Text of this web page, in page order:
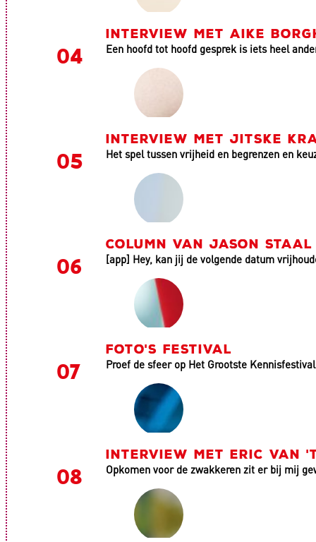
INTERVIEW MET AIKE
Een hoofd tot hoofd gesprek is iets heel
INTERVIEW MET JITSKE
Het spel tussen vrijheid en begrenzen en
COLUMN VAN JASON STAAL
[app] Hey, kan jij de volgende datum
FOTO'S FESTIVAL
Proef de sfeer op Het Grootste Kennisfestival
INTERVIEW MET ERIC VAN
Opkomen voor de zwakkeren zit er bij mij